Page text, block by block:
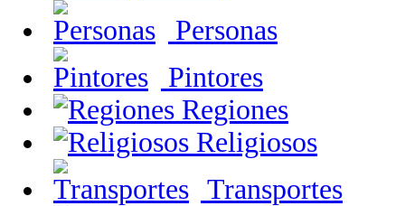
Personas
Pintores
Regiones
Religiosos
Transportes